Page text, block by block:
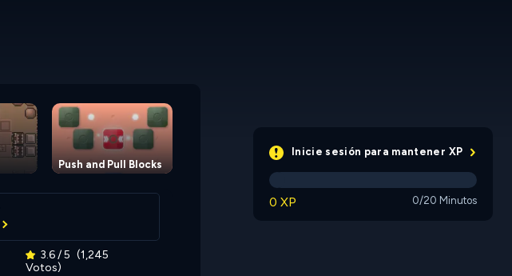
Push and Pull Blocks
3.6 / 5 (1,245
Votos)
Inicie sesión para mantener XP
0 XP 0/20 Minutos